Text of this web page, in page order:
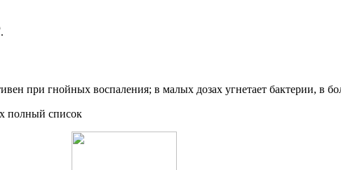
.
при гнойных воспаления; в малых дозах угнетает бактерии, в
полный список